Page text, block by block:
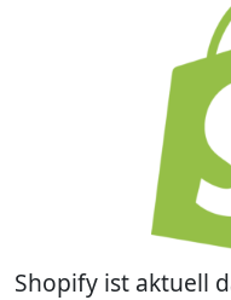
Shopify ist aktuell